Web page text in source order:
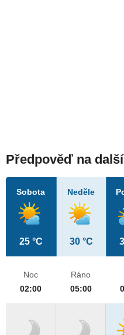
Předpověď na
Sobota
25 °C
Neděle
30 °C
Noc
02:00
Ráno
05:00